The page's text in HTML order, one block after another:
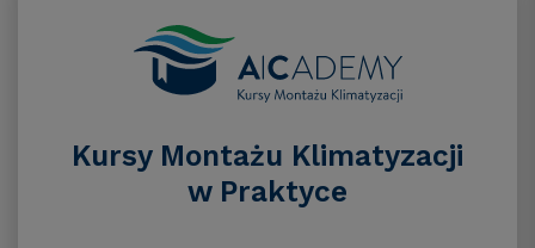
Kursy Montażu Klimatyzacji
w Praktyce